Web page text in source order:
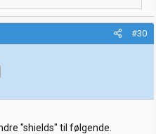
#30
"shields" til følgende.